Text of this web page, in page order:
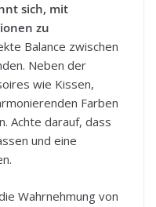
sich, mit
zu
Balance zwischen
Neben der
wie Kissen,
Farben
Achte darauf, dass
und eine
Wahrnehmung von